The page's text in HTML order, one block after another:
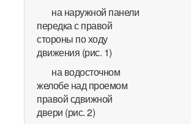
на наружной панели
передка с правой
стороны по ходу
движения (рис. 1)
на водосточном
желобе над проемом
правой сдвижной
двери (рис. 2)